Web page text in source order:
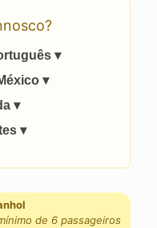
▾
▾
▾
▾
de 6 passageiros